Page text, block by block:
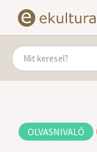
OLVASNIVALÓ